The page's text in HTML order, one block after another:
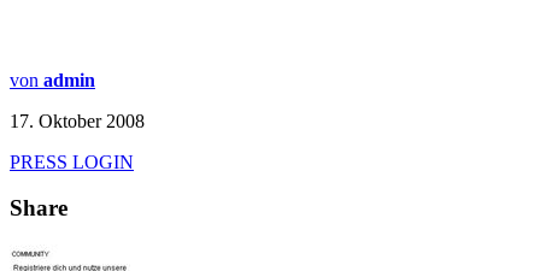
von admin
17. Oktober 2008
PRESS LOGIN
Share